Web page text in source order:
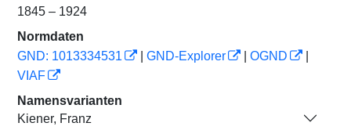
1845 – 1924
Normdaten
GND: 1013334531
GND-Explorer OGND
VIAF
Namensvarianten
Kiener, Franz